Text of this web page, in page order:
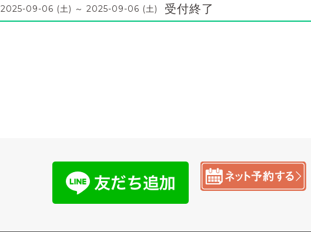
2025-09-06 (土) ～ 2025-09-06 (土) 受付終了